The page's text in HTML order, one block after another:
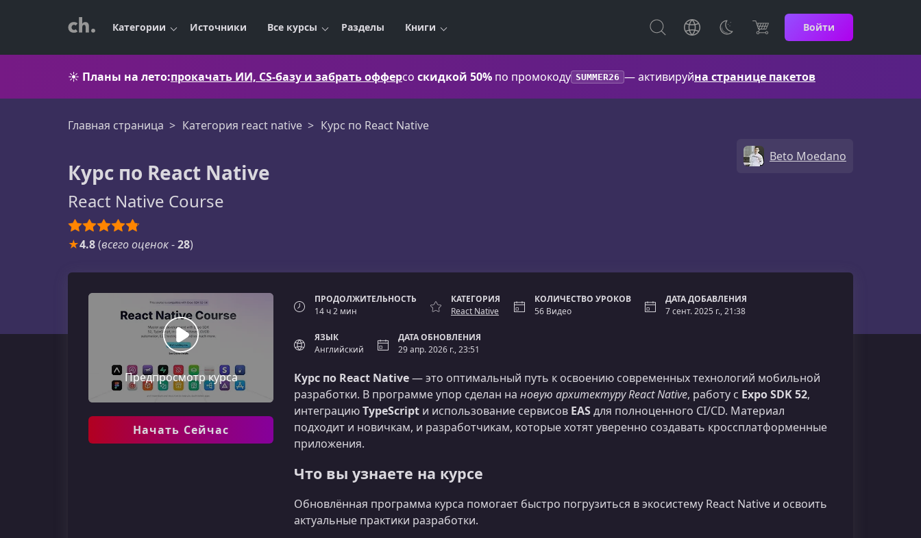
Категории Источники Все курсы Разделы Книги Войти
☀️ Планы на лето:прокачать ИИ, CS-базу и забрать офферсо скидкой 50% по промокоду SUMMER26 — активируйна странице пакетов
Главная страница Категория react native Курс по React Native
Курс по React Native
React Native Course
Beto Moedano
★4.8(всего оценок-28)
Предпросмотр курса
Начать Сейчас
ПРОДОЛЖИТЕЛЬНОСТЬ
14 ч 2 мин
КАТЕГОРИЯ
React Native
КОЛИЧЕСТВО УРОКОВ
56 Видео
ДАТА ДОБАВЛЕНИЯ
7 сент. 2025 г., 21:38
ЯЗЫК
Английский
ДАТА ОБНОВЛЕНИЯ
29 апр. 2026 г., 23:51
Курс по React Native— это оптимальный путь к освоению современных технологий мобильной
разработки. В программе упор сделан на новую архитектуру React Native, работу с Expo SDK 52,
интеграциюTypeScript и использование сервисов EASдля полноценного CI/CD. Материал
подходит и новичкам, и разработчикам, которые хотят уверенно создавать кроссплатформенные
приложения.
Что вы узнаете на курсе
Обновлённая программа курса помогает быстро погрузиться в экосистему React Native и освоить
актуальные практики разработки.